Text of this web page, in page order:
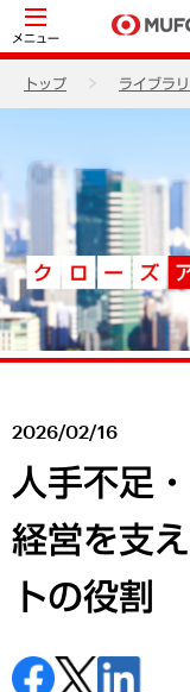
メニュー
トップ ライブラリ
2026/02/16
人手不足
経営を支
トの役割